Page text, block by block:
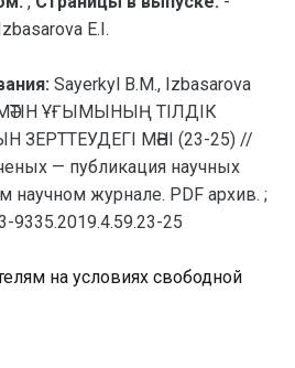
E.I.
Sayerkyl B.M., Izbasarova
ҰҒЫМЫНЫҢ ТІЛДІК
ЗЕРТТЕУДЕГІ МӘНІ (23-25) //
— публикация научных
научном журнале. PDF архив. ;
9335.2019.4.59.23-25
на условиях свободной